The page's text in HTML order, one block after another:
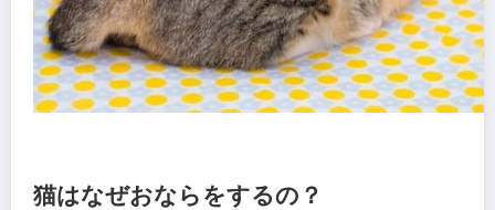
猫はなぜおならをするの？